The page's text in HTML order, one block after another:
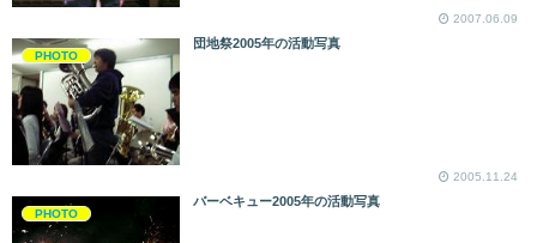
2007.06.09
PHOTO
団地祭2005年の活動写真
2005.11.24
PHOTO
バーベキュー2005年の活動写真